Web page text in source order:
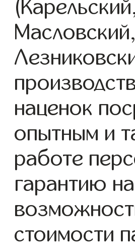
наценок
опытным и
работе
гарантию
стоимости